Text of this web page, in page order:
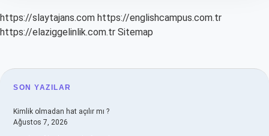
https://slaytajans.com https://englishcampus.com.tr
https://elaziggelinlik.com.tr Sitemap
SIDEBAR
SON YAZILAR
Kimlik olmadan hat açılır mı ?
Ağustos 7, 2026